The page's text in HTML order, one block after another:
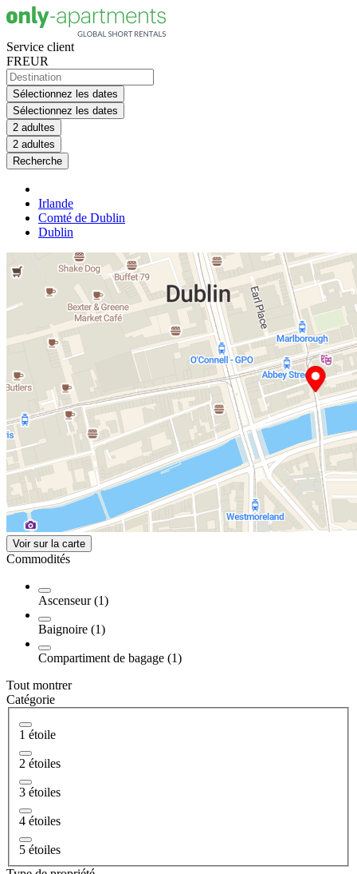
Service client
FREUR
Sélectionnez les dates
Sélectionnez les dates
2 adultes
2 adultes
Recherche
Irlande
Comté de Dublin
Dublin
Voir sur la carte
Commodités
Ascenseur (1)
Baignoire (1)
Compartiment de bagage (1)
Tout montrer
Catégorie
1 étoile
2 étoiles
3 étoiles
4 étoiles
5 étoiles